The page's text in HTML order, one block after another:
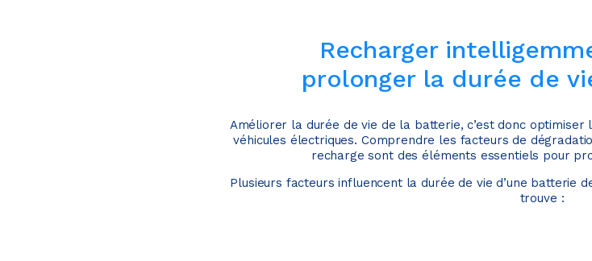
Recharger
prolonger la durée de
Améliorer la durée de vie de la batterie, c’est donc
véhicules électriques. Comprendre les facteurs de
recharge sont des éléments essentiels pour
Plusieurs facteurs influencent la durée de vie d’une batterie
trouve :